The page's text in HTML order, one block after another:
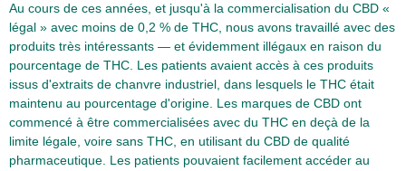
Au cours de ces années, et jusqu'à la commercialisation du CBD «
légal » avec moins de 0,2 % de THC, nous avons travaillé avec des
produits très intéressants — et évidemment illégaux en raison du
pourcentage de THC. Les patients avaient accès à ces produits
issus d'extraits de chanvre industriel, dans lesquels le THC était
maintenu au pourcentage d'origine. Les marques de CBD ont
commencé à être commercialisées avec du THC en deçà de la
limite légale, voire sans THC, en utilisant du CBD de qualité
pharmaceutique. Les patients pouvaient facilement accéder au